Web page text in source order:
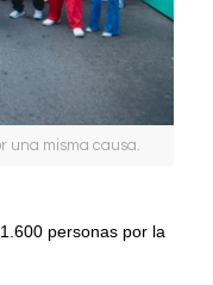
una misma causa.
personas por la